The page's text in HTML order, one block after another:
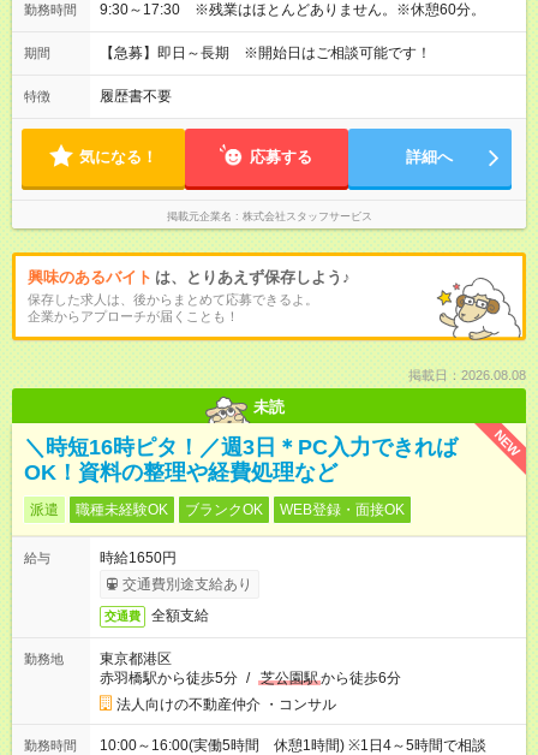
勤務時間 9:30～17:30 ※残業はほとんどありません。※休憩60分。
期間 【急募】即日～長期 ※開始日はご相談可能です！
特徴 履歴書不要
気になる！ 応募する 詳細へ
掲載元企業名 株式会社スタッフサービス
興味のあるバイト は、とりあえず保存しよう♪
保存した求人は、後からまとめて応募できるよ。
企業からアプローチが届くことも！
掲載日：2026.08.08
未読
NEW
＼時短16時ピタ！／週3日＊PC入力できれば
OK！資料の整理や経費処理など
派遣 職種未経験OK ブランクOK WEB登録・面接OK
給与
時給1650円
交通費別途支給あり
交通費 全額支給
勤務地
東京都港区
赤羽橋駅から徒歩5分 / 芝公園駅から徒歩6分
法人向けの不動産仲介 ・コンサル
勤務時間
10:00～16:00(実働5時間 休憩1時間) ※1日4～5時間で相談